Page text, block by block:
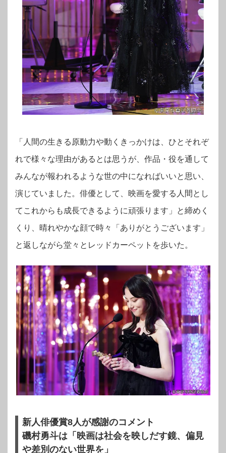
「人間の生きる原動力や動くきっかけは、ひとそれぞ
れで様々な理由があるとは思うが、作品・役を通して
みんなが報われるような世の中になればいいと思い、
演じていました。俳優として、映画を愛する人間とし
てこれからも成長できるように頑張ります」と締めく
くり、晴れやかな顔で時々「ありがとうございます」
と返しながら堂々とレッドカーペットを歩いた。
新人俳優賞8人が感謝のコメント
磯村勇斗は「映画は社会を映しだす鏡、偏見
や差別のない世界を」